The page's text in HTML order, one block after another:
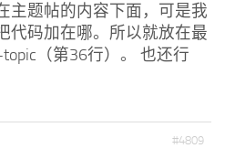
主题帖的内容下面，可是我
代码加在哪。所以就放在最
（第36行）。 也还行
#4809